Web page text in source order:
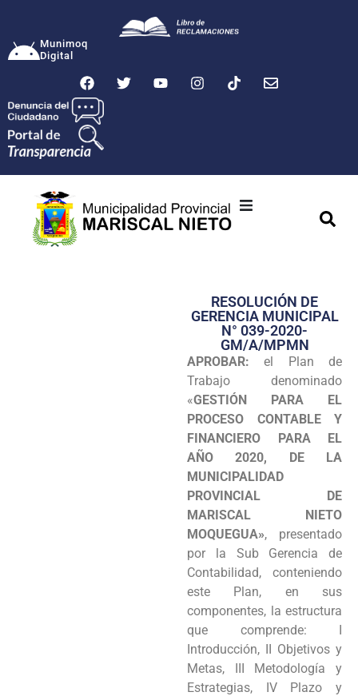
Munimoq
Digital
Transparencia
Seguridad
Programas
Intranet
RESOLUCIÓN DE
GERENCIA MUNICIPAL
N° 039-2020-
GM/A/MPMN
APROBAR: el Plan de
Trabajo denominado
«GESTIÓN PARA EL
PROCESO CONTABLE Y
FINANCIERO PARA EL
AÑO 2020, DE LA
MUNICIPALIDAD
PROVINCIAL DE
MARISCAL NIETO
MOQUEGUA», presentado
por la Sub Gerencia de
Contabilidad, conteniendo
este Plan, en sus
componentes, la estructura
que comprende: I
Introducción, II Objetivos y
Metas, III Metodología y
Estrategias, IV Plazo y